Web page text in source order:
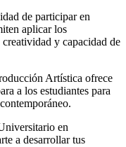
de participar en
aplicar los
y capacidad de
Artística ofrece
a los estudiantes para
en
a desarrollar tus